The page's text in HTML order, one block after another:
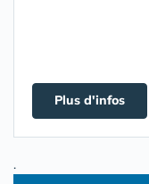
Plus d'infos
.